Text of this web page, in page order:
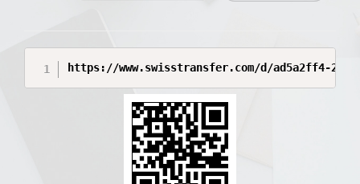
https://www.swisstransfer.com/d/ad5a2ff4-2175-